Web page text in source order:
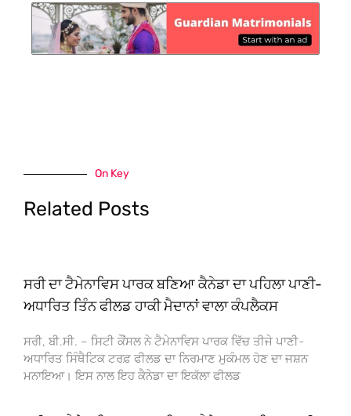
On Key
Related Posts
ਸਰੀ ਦਾ ਟੈਮੇਨਾਵਿਸ ਪਾਰਕ ਬਣਿਆ ਕੈਨੇਡਾ ਦਾ ਪਹਿਲਾ ਪਾਣੀ-
ਅਧਾਰਿਤ ਤਿੰਨ ਫੀਲਡ ਹਾਕੀ ਮੈਦਾਨਾਂ ਵਾਲਾ ਕੰਪਲੈਕਸ
ਸਰੀ, ਬੀ.ਸੀ. – ਸਿਟੀ ਕੌਂਸਲ ਨੇ ਟੈਮੇਨਾਵਿਸ ਪਾਰਕ ਵਿੱਚ ਤੀਜੇ ਪਾਣੀ-
ਅਧਾਰਿਤ ਸਿੰਥੈਟਿਕ ਟਰਫ਼ ਫੀਲਡ ਦਾ ਨਿਰਮਾਣ ਮੁਕੰਮਲ ਹੋਣ ਦਾ ਜਸ਼ਨ
ਮਨਾਇਆ। ਇਸ ਨਾਲ ਇਹ ਕੈਨੇਡਾ ਦਾ ਇਕੱਲਾ ਫੀਲਡ